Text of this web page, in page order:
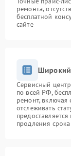
ремонта,
бесплатной
сайте
Широкий
Сервисный
по всей РФ,
ремонт,
отслеживать
продления